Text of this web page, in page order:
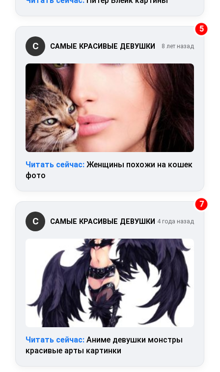
5
С САМЫЕ КРАСИВЫЕ ДЕВУШКИ 8 лет назад
Читать сейчас: Женщины похожи на кошек
фото
7
С САМЫЕ КРАСИВЫЕ ДЕВУШКИ 4 года назад
Читать сейчас: Аниме девушки монстры
красивые арты картинки